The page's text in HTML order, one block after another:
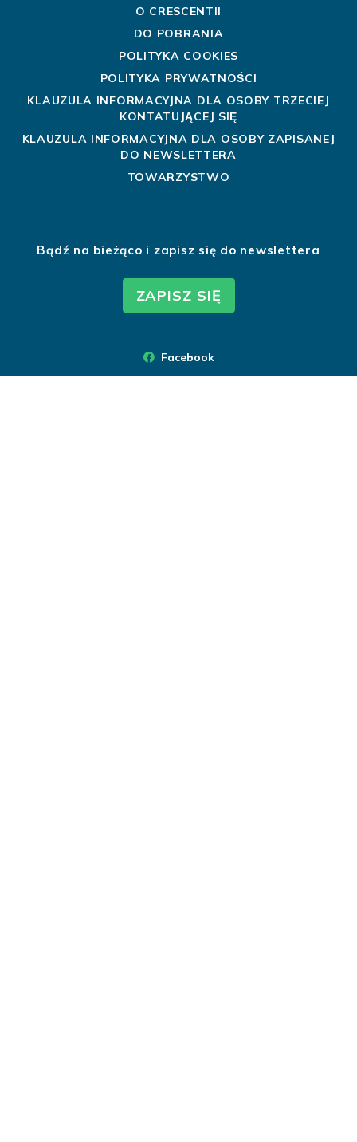
O CRESCENTII
DO POBRANIA
POLITYKA COOKIES
POLITYKA PRYWATNOŚCI
KLAUZULA INFORMACYJNA DLA OSOBY TRZECIEJ
KONTATUJĄCEJ SIĘ
KLAUZULA INFORMACYJNA DLA OSOBY ZAPISANEJ
DO NEWSLETTERA
TOWARZYSTWO
Bądź na bieżąco i zapisz się do newslettera
ZAPISZ SIĘ
Facebook